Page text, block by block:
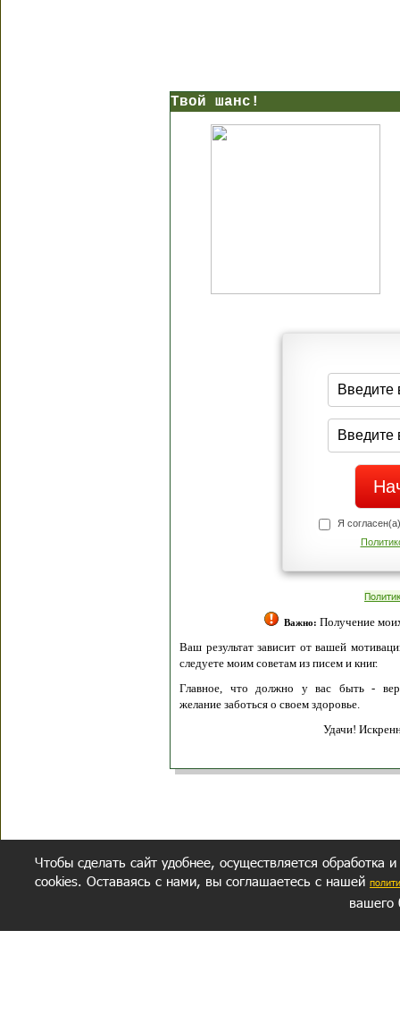
Твой шанс!
Я
Важно: Получение
Ваш результат зависит от вашей
следуете моим советам из писем и книг.
Главное, что должно у вас быть -
желание заботься о своем здоровье.
Удачи!
Чтобы сделать сайт удобнее, осуществляется обработка
cookies. Оставаясь с нами, вы соглашаетесь с нашей
вашего